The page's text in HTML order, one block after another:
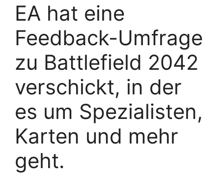
EA hat eine
Feedback-Umfrage
zu Battlefield 2042
verschickt, in der
es um Spezialisten,
Karten und mehr
geht.